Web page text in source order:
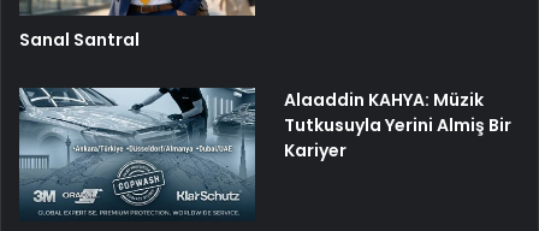
Sanal Santral
Alaaddin KAHYA: Müzik
Tutkusuyla Yerini Almiş Bir
Kariyer